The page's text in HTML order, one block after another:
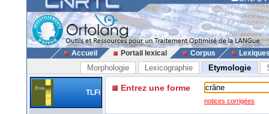
Accueil Portail lexical Corpus
Morphologie Lexicographie Etymologie
TLFi Entrez une forme
notices corrigées